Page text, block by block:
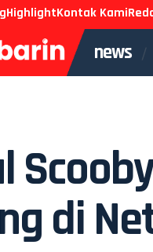
HighlightKontak Kami
news
di